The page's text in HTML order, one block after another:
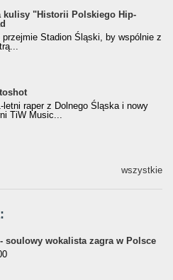
Polskiego Hip-
kulisy "Historii Polskiego Hip-
Stadion Śląski, by wspólnie z
letni raper z Dolnego Śląska i nowy
TiW Music...
wszystkie
soulowy wokalista zagra w Polsce